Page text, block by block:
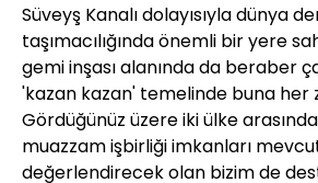
Süveyş Kanalı dolayısıyla dünya
taşımacılığında önemli bir yere
gemi inşası alanında da beraber
'kazan kazan' temelinde buna her
Gördüğünüz üzere iki ülke
muazzam işbirliği imkanları
değerlendirecek olan bizim de